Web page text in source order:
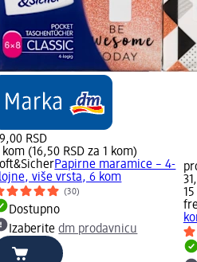
RSD
kom (16,50 RSD za 1 kom)
Papirne maramice – 4-
više vrsta, 6 kom
(30)
Dostupno
Izaberitedm prodavnicu